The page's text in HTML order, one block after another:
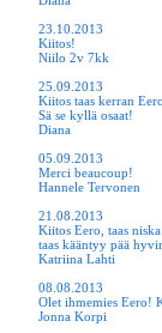
23.10.2013
Kiitos!
Niilo 2v 7kk
25.09.2013
Kiitos taas kerran
Sä se kyllä osaat!
Diana
05.09.2013
Merci beaucoup!
Hannele Tervonen
21.08.2013
Kiitos Eero, taas niska
taas kääntyy pää
Katriina Lahti
08.08.2013
Olet ihmemies Eero!
Jonna Korpi